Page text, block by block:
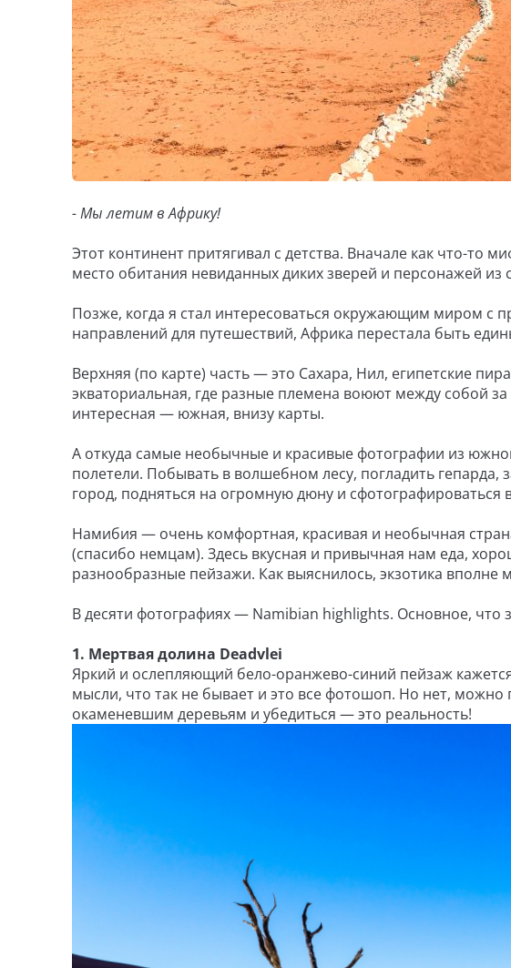
- Мы летим в Африку!
Этот континент притягивал с детства. Вначале как что-то
место обитания невиданных диких зверей и персонажей из
Позже, когда я стал интересоваться окружающим миром с
направлений для путешествий, Африка перестала быть
Верхняя (по карте) часть — это Сахара, Нил, египетские
экваториальная, где разные племена воюют между собой
интересная — южная, внизу карты.
А откуда самые необычные и красивые фотографии из
полетели. Побывать в волшебном лесу, погладить
город, подняться на огромную дюну и сфотографироваться
Намибия — очень комфортная, красивая и необычная
(спасибо немцам). Здесь вкусная и привычная нам еда,
разнообразные пейзажи. Как выяснилось, экзотика вполне
В десяти фотографиях — Namibian highlights. Основное, что
1. Мертвая долина Deadvlei
Яркий и ослепляющий бело-оранжево-синий пейзаж
мысли, что так не бывает и это все фотошоп. Но нет, можно
окаменевшим деревьям и убедиться — это реальность!